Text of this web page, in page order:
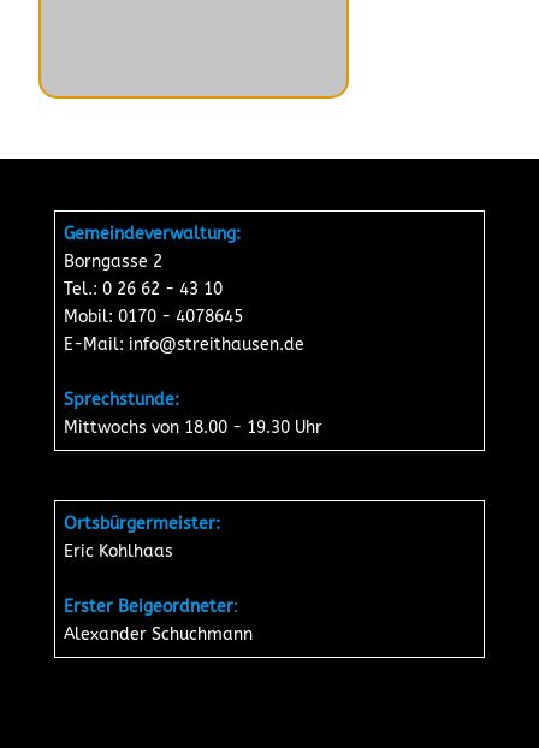
Gemeindeverwaltung:
Borngasse 2
Tel.: 0 26 62 - 43 10
Mobil: 0170 - 4078645
E-Mail: info@streithausen.de
Sprechstunde:
Mittwochs von 18.00 - 19.30 Uhr
Ortsbürgermeister:
Eric Kohlhaas
Erster Beigeordneter:
Alexander Schuchmann